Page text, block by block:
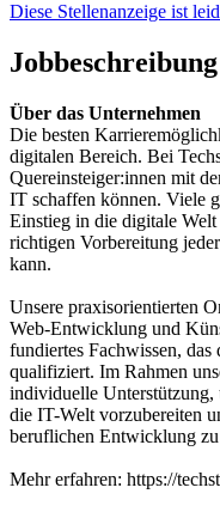
Diese Stellenanzeige ist
Jobbeschreibung
Über das Unternehmen
Die besten
digitalen Bereich. Bei
Quereinsteiger:innen mit
IT schaffen können. Viele
Einstieg in die digitale
richtigen Vorbereitung
kann.
Unsere praxisorientierten
Web-Entwicklung und
fundiertes Fachwissen,
qualifiziert. Im Rahmen
individuelle Unterstützung,
die IT-Welt vorzubereiten
beruflichen Entwicklung zu
Mehr erfahren: https://